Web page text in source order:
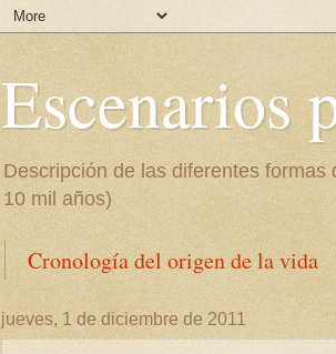
Escenarios
Descripción de las diferentes
10 mil años)
Cronología del origen de la vida
jueves, 1 de diciembre de 2011